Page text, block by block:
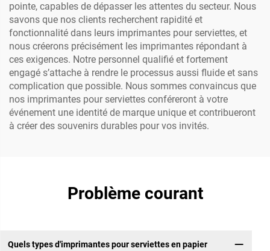
pointe, capables de dépasser les attentes du secteur. Nous
savons que nos clients recherchent rapidité et
fonctionnalité dans leurs imprimantes pour serviettes, et
nous créerons précisément les imprimantes répondant à
ces exigences. Notre personnel qualifié et fortement
engagé s’attache à rendre le processus aussi fluide et sans
complication que possible. Nous sommes convaincus que
nos imprimantes pour serviettes conféreront à votre
événement une identité de marque unique et contribueront
à créer des souvenirs durables pour vos invités.
Problème courant
Quels types d'imprimantes pour serviettes en papier